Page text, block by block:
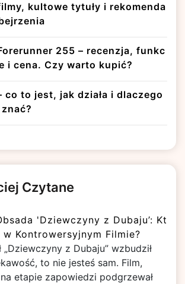
kultowe tytuły i rekomenda
255 – recenzja, funkc
i cena. Czy warto kupić?
co to jest, jak działa i dlaczego
Czytane
'Dziewczyny z Dubaju’: Kt
w Kontrowersyjnym Filmie?
„Dziewczyny z Dubaju” wzbudził
to nie jesteś sam. Film,
etapie zapowiedzi podgrzewał